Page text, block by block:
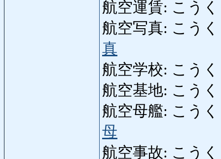
航空運賃: こう
航空写真: こう
真
航空学校: こう
航空基地: こう
航空母艦: こう
母
航空事故: こう